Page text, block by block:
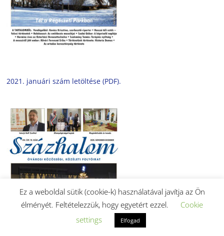
2021. januári szám letöltése (PDF).
Ez a weboldal sütik (cookie-k) használatával javítja az Ön
élményét. Feltételezzük, hogy egyetért ezzel.
Cookie
settings
Elfogad